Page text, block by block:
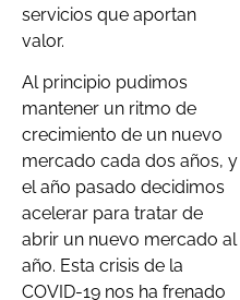
servicios que aportan
valor.
Al principio pudimos
mantener un ritmo de
crecimiento de un nuevo
mercado cada dos años, y
el año pasado decidimos
acelerar para tratar de
abrir un nuevo mercado al
año. Esta crisis de la
COVID-19 nos ha frenado